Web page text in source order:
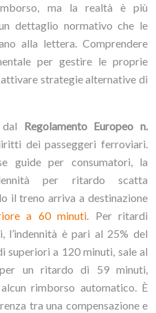
ma la realtà è più
dettaglio normativo che le
alla lettera. Comprendere
per gestire le proprie
strategie alternative di
Regolamento Europeo n.
dei passeggeri ferroviari.
guide per consumatori, la
per ritardo scatta
il treno arriva a destinazione
a 60 minuti. Per ritardi
è pari al 25% del
a 120 minuti, sale al
un ritardo di 59 minuti,
rimborso automatico. È
tra una compensazione e